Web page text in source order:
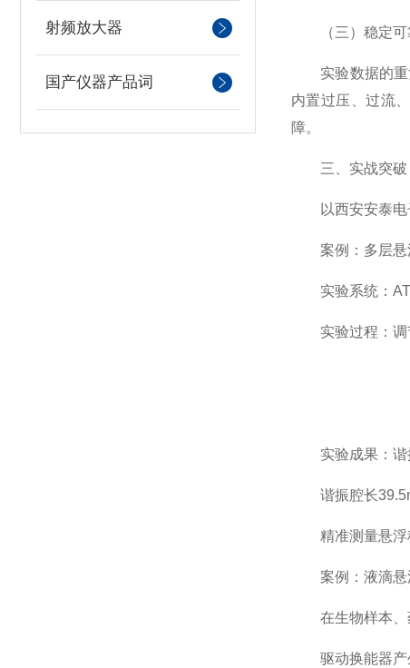
射频放大器
国产仪器产品词
（三）稳定可
实验数据的重复
内置过压、过流
障。
三、实战突破
以西安安泰电子
案例：多层悬
实验系统：
实验过程：调节
实验成果：谐振
谐振腔长
精准测量悬浮稳
案例：液滴悬
在生物样本、药
驱动换能器产生